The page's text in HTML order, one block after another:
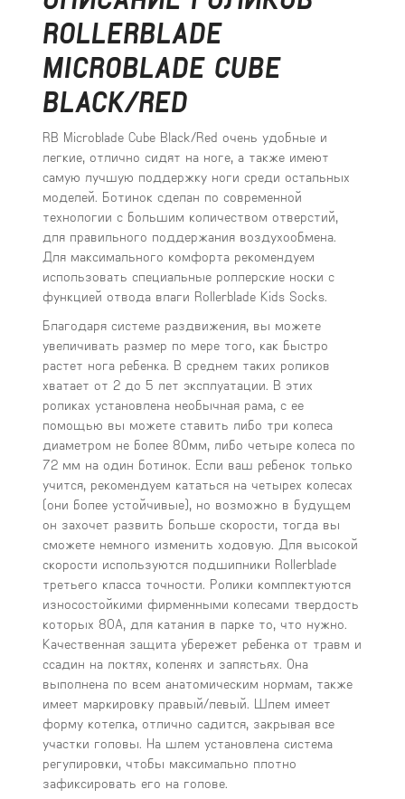
ROLLERBLADE
MICROBLADE CUBE
BLACK/RED
RB Microblade Cube Black/Red очень удобные и
легкие, отлично сидят на ноге, а также имеют
самую лучшую поддержку ноги среди остальных
моделей. Ботинок сделан по современной
технологии с большим количеством отверстий,
для правильного поддержания воздухообмена.
Для максимального комфорта рекомендуем
использовать специальные роллерские носки с
функцией отвода влаги Rollerblade Kids Socks.
Благодаря системе раздвижения, вы можете
увеличивать размер по мере того, как быстро
растет нога ребенка. В среднем таких роликов
хватает от 2 до 5 лет эксплуатации. В этих
роликах установлена необычная рама, с ее
помощью вы можете ставить либо три колеса
диаметром не более 80мм, либо четыре колеса по
72 мм на один ботинок. Если ваш ребенок только
учится, рекомендуем кататься на четырех колесах
(они более устойчивые), но возможно в будущем
он захочет развить больше скорости, тогда вы
сможете немного изменить ходовую. Для высокой
скорости используются подшипники Rollerblade
третьего класса точности. Ролики комплектуются
износостойкими фирменными колесами твердость
которых 80А, для катания в парке то, что нужно.
Качественная защита убережет ребенка от травм и
ссадин на локтях, коленях и запястьях. Она
выполнена по всем анатомическим нормам, также
имеет маркировку правый/левый. Шлем имеет
форму котелка, отлично садится, закрывая все
участки головы. На шлем установлена система
регулировки, чтобы максимально плотно
зафиксировать его на голове.